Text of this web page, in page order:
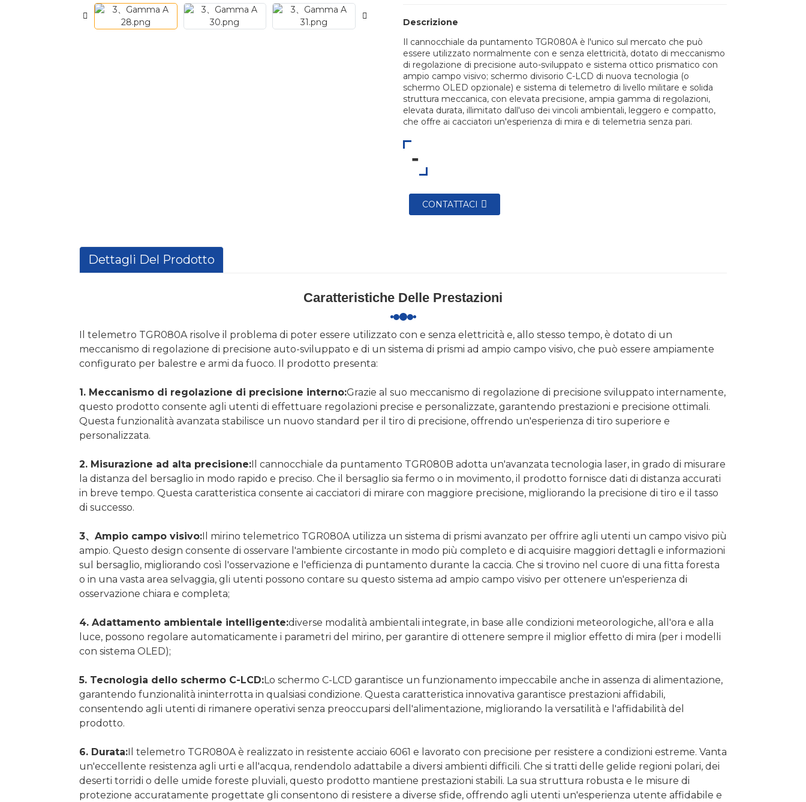
Descrizione
Il cannocchiale da puntamento TGR080A è l'unico sul mercato che può
essere utilizzato normalmente con e senza elettricità, dotato di meccanismo
di regolazione di precisione auto-sviluppato e sistema ottico prismatico con
ampio campo visivo; schermo divisorio C-LCD di nuova tecnologia (o
schermo OLED opzionale) e sistema di telemetro di livello militare e solida
struttura meccanica, con elevata precisione, ampia gamma di regolazioni,
elevata durata, illimitato dall'uso dei vincoli ambientali, leggero e compatto,
che offre ai cacciatori un'esperienza di mira e di telemetria senza pari.
-
CONTATTACI
Dettagli Del Prodotto
Caratteristiche Delle Prestazioni
Il telemetro TGR080A risolve il problema di poter essere utilizzato con e senza elettricità e, allo stesso tempo, è dotato di un
meccanismo di regolazione di precisione auto-sviluppato e di un sistema di prismi ad ampio campo visivo, che può essere ampiamente
configurato per balestre e armi da fuoco. Il prodotto presenta:
1. Meccanismo di regolazione di precisione interno:Grazie al suo meccanismo di regolazione di precisione sviluppato internamente,
questo prodotto consente agli utenti di effettuare regolazioni precise e personalizzate, garantendo prestazioni e precisione ottimali.
Questa funzionalità avanzata stabilisce un nuovo standard per il tiro di precisione, offrendo un'esperienza di tiro superiore e
personalizzata.
2. Misurazione ad alta precisione: Il cannocchiale da puntamento TGR080B adotta un'avanzata tecnologia laser, in grado di misurare
la distanza del bersaglio in modo rapido e preciso. Che il bersaglio sia fermo o in movimento, il prodotto fornisce dati di distanza accurati
in breve tempo. Questa caratteristica consente ai cacciatori di mirare con maggiore precisione, migliorando la precisione di tiro e il tasso
di successo.
3、Ampio campo visivo: Il mirino telemetrico TGR080A utilizza un sistema di prismi avanzato per offrire agli utenti un campo visivo più
ampio. Questo design consente di osservare l'ambiente circostante in modo più completo e di acquisire maggiori dettagli e informazioni
sul bersaglio, migliorando così l'osservazione e l'efficienza di puntamento durante la caccia. Che si trovino nel cuore di una fitta foresta
o in una vasta area selvaggia, gli utenti possono contare su questo sistema ad ampio campo visivo per ottenere un'esperienza di
osservazione chiara e completa;
4. Adattamento ambientale intelligente:diverse modalità ambientali integrate, in base alle condizioni meteorologiche, all'ora e alla
luce, possono regolare automaticamente i parametri del mirino, per garantire di ottenere sempre il miglior effetto di mira (per i modelli
con sistema OLED);
5. Tecnologia dello schermo C-LCD:Lo schermo C-LCD garantisce un funzionamento impeccabile anche in assenza di alimentazione,
garantendo funzionalità ininterrotta in qualsiasi condizione. Questa caratteristica innovativa garantisce prestazioni affidabili,
consentendo agli utenti di rimanere operativi senza preoccuparsi dell'alimentazione, migliorando la versatilità e l'affidabilità del
prodotto.
6. Durata: Il telemetro TGR080A è realizzato in resistente acciaio 6061 e lavorato con precisione per resistere a condizioni estreme. Vanta
un'eccellente resistenza agli urti e all'acqua, rendendolo adattabile a diversi ambienti difficili. Che si tratti delle gelide regioni polari, dei
deserti torridi o delle umide foreste pluviali, questo prodotto mantiene prestazioni stabili. La sua struttura robusta e le misure di
protezione accuratamente progettate gli consentono di resistere a diverse sfide, offrendo agli utenti un'esperienza utente affidabile e